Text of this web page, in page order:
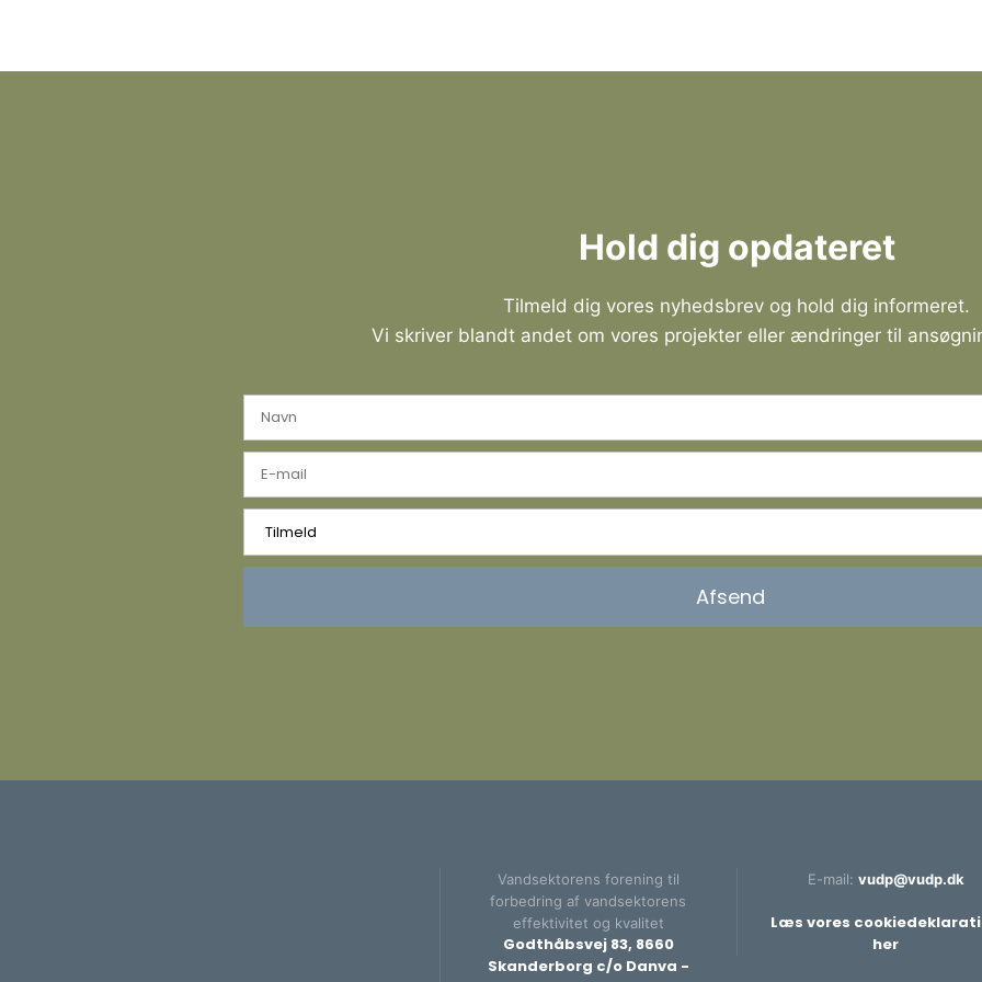
Hold dig opdateret
Tilmeld dig vores nyhedsbrev og hold dig informeret.
Vi skriver blandt andet om vores projekter eller ændringer til
Vandsektorens forening til
forbedring af vandsektorens
effektivitet og kvalitet​
Godthåbsvej 83, 8660
Skanderborg c/o Danva -
E-mail: vudp@vudp.dk
Læs vores
her​